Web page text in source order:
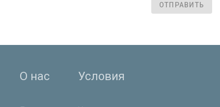
ОТПРАВИТЬ
О нас Условия